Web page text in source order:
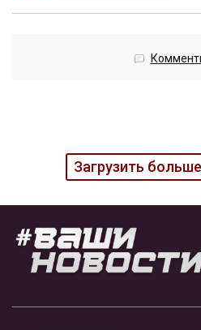
Загрузить